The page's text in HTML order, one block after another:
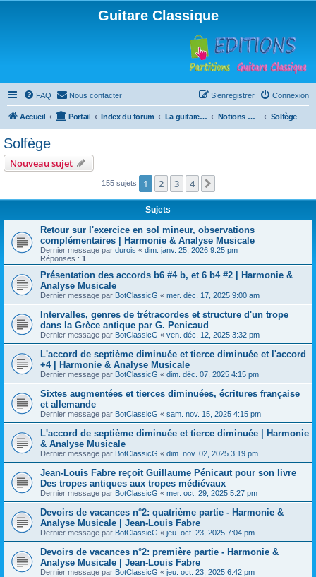
Guitare Classique
FAQ Nous contacter Connexion
S’enregistrer
Accueil Portail Index du forum La guitare : instrument, cours et théorie Notions musicales Solfège
Solfège
Nouveau sujet
155 sujets 1 2 3 4
Sujets
Retour sur l'exercice en sol mineur, observations
complémentaires | Harmonie & Analyse Musicale
Dernier message par durois « dim. janv. 25, 2026 9:25 pm
Réponses : 1
Présentation des accords b6 #4 b, et 6 b4 #2 | Harmonie &
Analyse Musicale
Dernier message par BotClassicG « mer. déc. 17, 2025 9:00 am
Intervalles, genres de trétracordes et structure d'un trope
dans la Grèce antique par G. Penicaud
Dernier message par BotClassicG « ven. déc. 12, 2025 3:32 pm
L'accord de septième diminuée et tierce diminuée et l'accord
+4 | Harmonie & Analyse Musicale
Dernier message par BotClassicG « dim. déc. 07, 2025 4:15 pm
Sixtes augmentées et tierces diminuées, écritures française
et allemande
Dernier message par BotClassicG « sam. nov. 15, 2025 4:15 pm
L'accord de septième diminuée et tierce diminuée | Harmonie
& Analyse Musicale
Dernier message par BotClassicG « dim. nov. 02, 2025 3:19 pm
Jean-Louis Fabre reçoit Guillaume Pénicaut pour son livre
Des tropes antiques aux tropes médiévaux
Dernier message par BotClassicG « mer. oct. 29, 2025 5:27 pm
Devoirs de vacances n°2: quatrième partie - Harmonie &
Analyse Musicale | Jean-Louis Fabre
Dernier message par BotClassicG « jeu. oct. 23, 2025 7:04 pm
Devoirs de vacances n°2: première partie - Harmonie &
Analyse Musicale | Jean-Louis Fabre
Dernier message par BotClassicG « jeu. oct. 23, 2025 6:42 pm